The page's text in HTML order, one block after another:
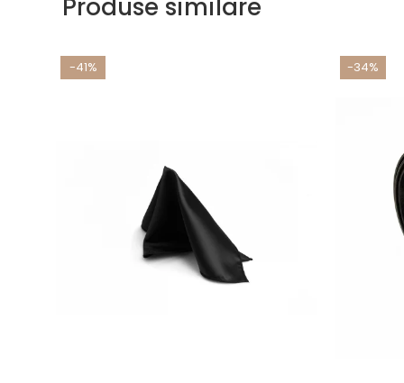
Produse similare
-41% -34%